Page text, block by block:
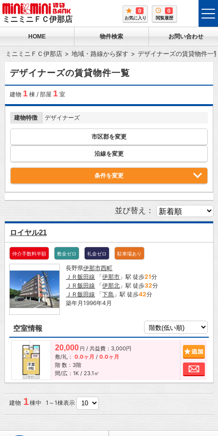
ミニミニＦＣ伊那店
0
お気に入り
0
閲覧履歴
HOME 物件検索 お問い合わせ
ミニミニＦＣ伊那店 地域・路線から探す デザイナーズの賃貸物件一
デザイナーズの賃貸物件一覧
建物 1棟 / 部屋 1室
建物特徴 デザイナーズ
市区郡を変更
沿線を変更
条件を変更
並び替え：
ロイヤル21
仲介手数料半額 敷金ゼロ 礼金ゼロ 駐車場あり
長野県伊那市西町
ＪＲ飯田線 「伊那市 」駅 徒歩21分
ＪＲ飯田線 「伊那北 」駅 徒歩32分
ＪＲ飯田線 「下島 」駅 徒歩42分
築年月1996年4月
空室情報
20,000 円 / 共益費：3,000円
敷/礼： 0.0ヶ月 / 0.0ヶ月
階 数：3階
間/広：1K / 23.1㎡
お
建物 1棟中 1～1棟表示